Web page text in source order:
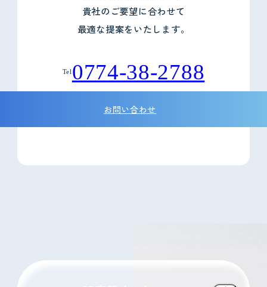
貴社のご要望に合わせて
最適な提案をいたします。
Tel0774-38-2788
お問い合わせ